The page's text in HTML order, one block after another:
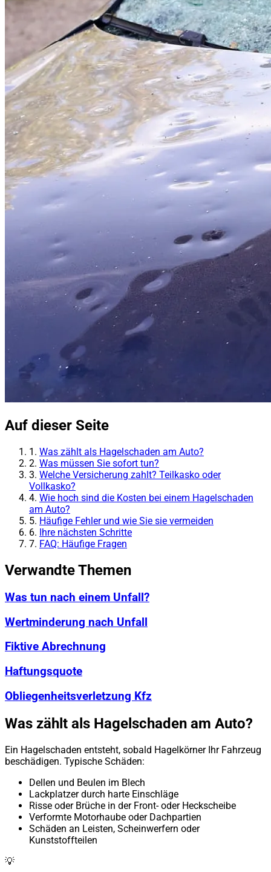
Auf dieser Seite
1. Was zählt als Hagelschaden am Auto?
2. Was müssen Sie sofort tun?
3. Welche Versicherung zahlt? Teilkasko oder
Vollkasko?
4. Wie hoch sind die Kosten bei einem Hagelschaden
am Auto?
5. Häufige Fehler und wie Sie sie vermeiden
6. Ihre nächsten Schritte
7. FAQ: Häufige Fragen
Verwandte Themen
Was tun nach einem Unfall?
Wertminderung nach Unfall
Fiktive Abrechnung
Haftungsquote
Obliegenheitsverletzung Kfz
Was zählt als Hagelschaden am Auto?
Ein Hagelschaden entsteht, sobald Hagelkörner Ihr Fahrzeug
beschädigen. Typische Schäden:
Dellen und Beulen im Blech
Lackplatzer durch harte Einschläge
Risse oder Brüche in der Front- oder Heckscheibe
Verformte Motorhaube oder Dachpartien
Schäden an Leisten, Scheinwerfern oder
Kunststoffteilen
💡